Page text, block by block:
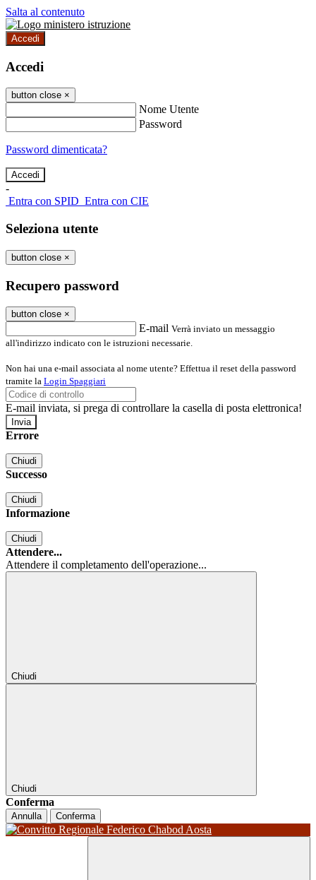
Salta al contenuto
Accedi
Accedi
button close ×
Nome Utente
Password
Password dimenticata?
-
Entra con SPID Entra con CIE
Seleziona utente
button close ×
Recupero password
button close ×
E-mail Verrà inviato un messaggio
all'indirizzo indicato con le istruzioni necessarie.
Non hai una e-mail associata al nome utente? Effettua il reset della password
tramite la Login Spaggiari
E-mail inviata, si prega di controllare la casella di posta elettronica!
Errore
Chiudi
Successo
Chiudi
Informazione
Chiudi
Attendere...
Attendere il completamento dell'operazione...
Chiudi
Chiudi
Conferma
Annulla Conferma